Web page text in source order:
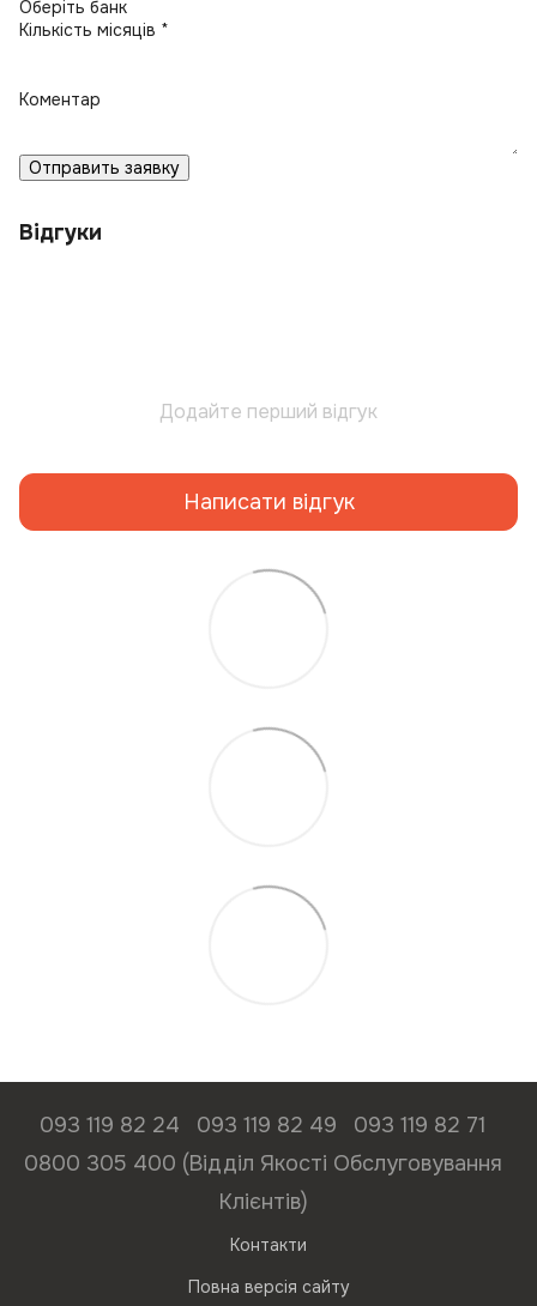
Кількість місяців *
Коментар
Отправить заявку
Відгуки
Додайте перший відгук
Написати відгук
093 119 82 24 093 119 82 49
093 119 82 71
0800 305 400 (Відділ Якості Обслуговування
Клієнтів)
Контакти
Повна версія сайту